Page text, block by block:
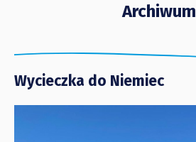
Archiwum
Wycieczka do Niemiec